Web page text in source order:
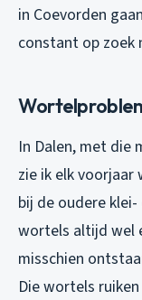
in Coevorden
constant op zoek
In Dalen, met die
zie ik elk
bij de oudere
wortels altijd wel
misschien
Die wortels